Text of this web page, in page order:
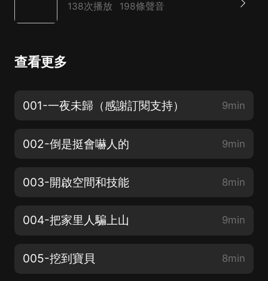
138次播放 198條聲音
查看更多
001-一夜未歸（感謝訂閱支持） 9min
002-倒是挺會嚇人的 9min
003-開啟空間和技能 8min
004-把家里人騙上山 9min
005-挖到寶貝 8min